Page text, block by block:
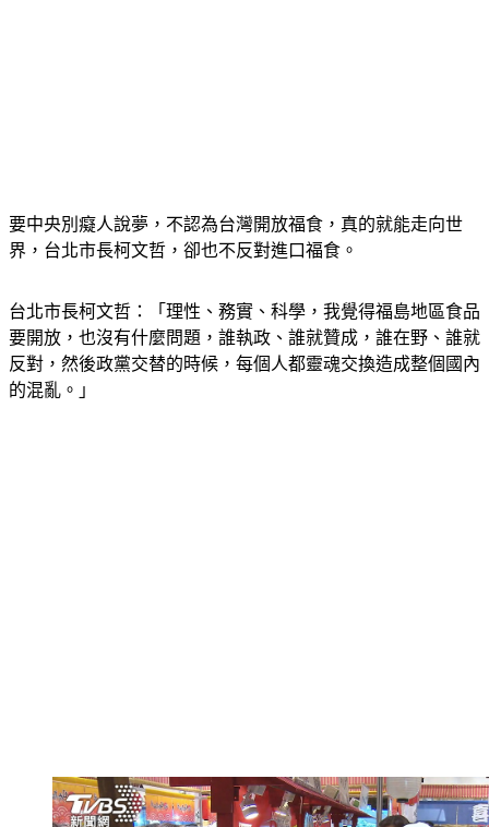
要中央別癡人說夢，不認為台灣開放福食，真的就能走向世
台北市長柯文哲：「理性、務實、科學，我覺得福島地區食品
要開放，也沒有什麼問題，誰執政、誰就贊成，誰在野、誰就
反對，然後政黨交替的時候，每個人都靈魂交換造成整個國內